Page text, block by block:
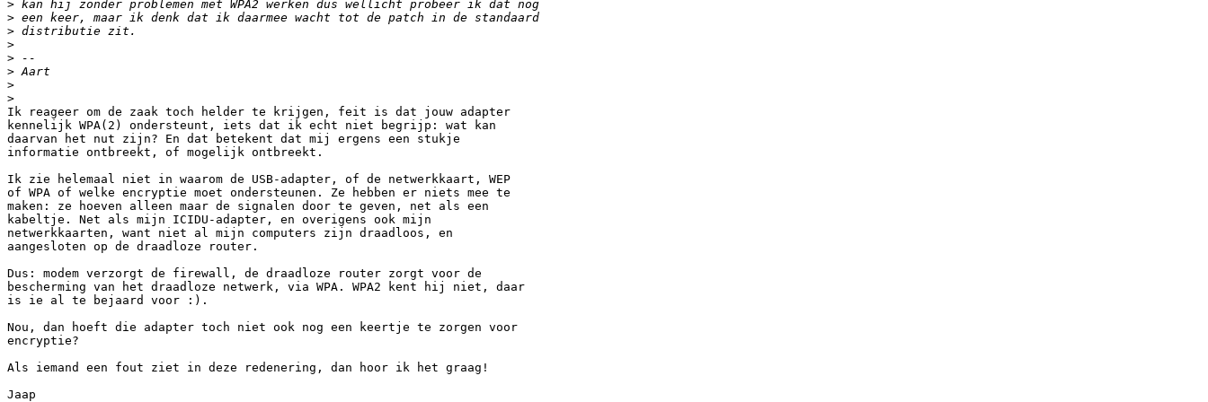
>
>
>
>
>
>
>
>
Ik reageer om de zaak toch helder te krijgen, feit is dat jouw adapter
kennelijk WPA(2) ondersteunt, iets dat ik echt niet begrijp: wat kan
daarvan het nut zijn? En dat betekent dat mij ergens een stukje
informatie ontbreekt, of mogelijk ontbreekt.
Ik zie helemaal niet in waarom de USB-adapter, of de netwerkkaart, WEP
of WPA of welke encryptie moet ondersteunen. Ze hebben er niets mee te
maken: ze hoeven alleen maar de signalen door te geven, net als een
kabeltje. Net als mijn ICIDU-adapter, en overigens ook mijn
netwerkkaarten, want niet al mijn computers zijn draadloos, en
aangesloten op de draadloze router.
Dus: modem verzorgt de firewall, de draadloze router zorgt voor de
bescherming van het draadloze netwerk, via WPA. WPA2 kent hij niet, daar
is ie al te bejaard voor :).
Nou, dan hoeft die adapter toch niet ook nog een keertje te zorgen voor
encryptie?
Als iemand een fout ziet in deze redenering, dan hoor ik het graag!
Jaap